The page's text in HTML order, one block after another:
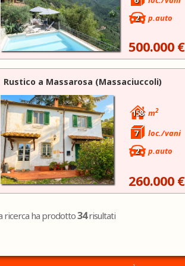
2
p.auto
500.000 €
Rustico a Massarosa (Massaciuccoli)
158 m2
7
loc./vani
2
p.auto
260.000 €
ricerca ha prodotto34risultati